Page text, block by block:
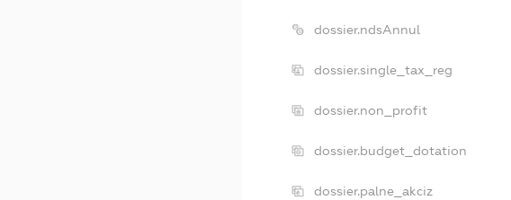
dossier.ndsAnnul
dossier.single_tax_reg
dossier.non_profit
dossier.budget_dotation
dossier.palne_akciz